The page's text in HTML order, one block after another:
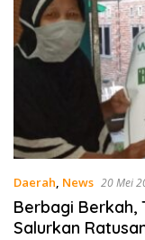
Daerah, News 20 Mei
Berbagi Berkah,
Salurkan